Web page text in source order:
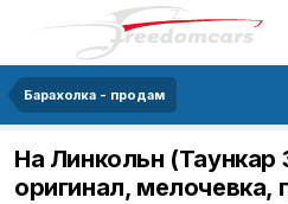
Барахолка - продам
На Линкольн (Таункар
оригинал, мелочевка,